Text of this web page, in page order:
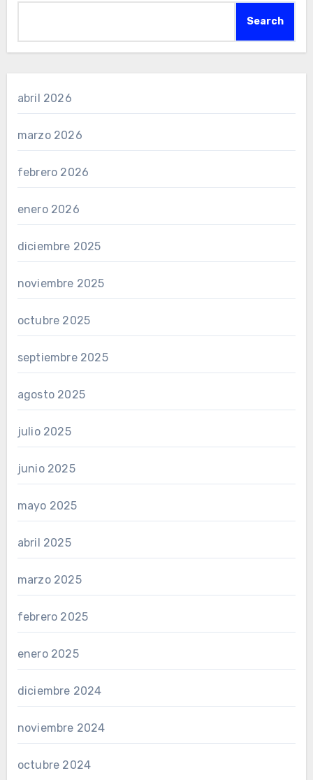
Search
abril 2026
marzo 2026
febrero 2026
enero 2026
diciembre 2025
noviembre 2025
octubre 2025
septiembre 2025
agosto 2025
julio 2025
junio 2025
mayo 2025
abril 2025
marzo 2025
febrero 2025
enero 2025
diciembre 2024
noviembre 2024
octubre 2024